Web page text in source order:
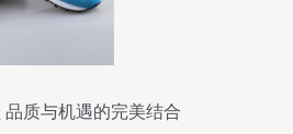
品质与机遇的完美结合